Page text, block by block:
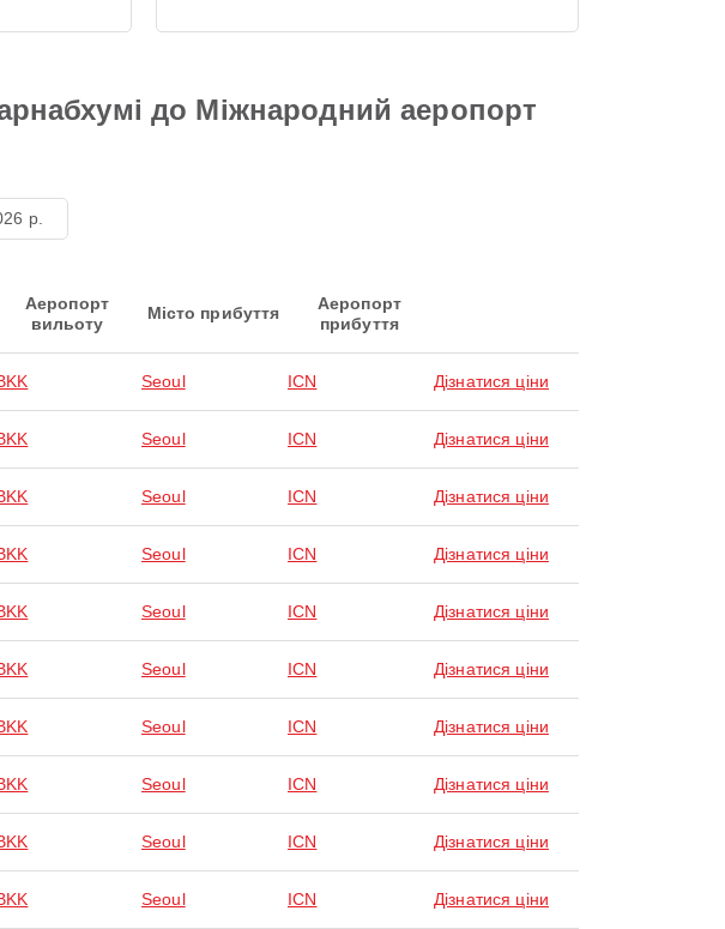
до Міжнародний аеропорт
р.
Аеропорт
вильоту
Місто прибуття
Аеропорт
прибуття
Seoul ICN Дізнатися ціни
Seoul ICN Дізнатися ціни
Seoul ICN Дізнатися ціни
Seoul ICN Дізнатися ціни
Seoul ICN Дізнатися ціни
Seoul ICN Дізнатися ціни
Seoul ICN Дізнатися ціни
Seoul ICN Дізнатися ціни
Seoul ICN Дізнатися ціни
Seoul ICN Дізнатися ціни